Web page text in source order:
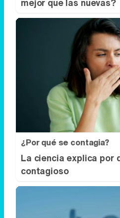
¿Por qué se contagia?
La ciencia explica por
contagioso